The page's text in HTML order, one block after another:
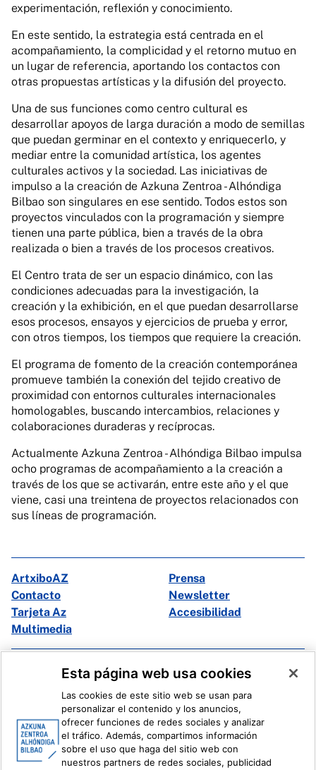
experimentación, reflexión y conocimiento.
En este sentido, la estrategia está centrada en el
acompañamiento, la complicidad y el retorno mutuo en
un lugar de referencia, aportando los contactos con
otras propuestas artísticas y la difusión del proyecto.
Una de sus funciones como centro cultural es
desarrollar apoyos de larga duración a modo de semillas
que puedan germinar en el contexto y enriquecerlo, y
mediar entre la comunidad artística, los agentes
culturales activos y la sociedad. Las iniciativas de
impulso a la creación de Azkuna Zentroa - Alhóndiga
Bilbao son singulares en ese sentido. Todos estos son
proyectos vinculados con la programación y siempre
tienen una parte pública, bien a través de la obra
realizada o bien a través de los procesos creativos.
El Centro trata de ser un espacio dinámico, con las
condiciones adecuadas para la investigación, la
creación y la exhibición, en el que puedan desarrollarse
esos procesos, ensayos y ejercicios de prueba y error,
con otros tiempos, los tiempos que requiere la creación.
El programa de fomento de la creación contemporánea
promueve también la conexión del tejido creativo de
proximidad con entornos culturales internacionales
homologables, buscando intercambios, relaciones y
colaboraciones duraderas y recíprocas.
Actualmente Azkuna Zentroa - Alhóndiga Bilbao impulsa
ocho programas de acompañamiento a la creación a
través de los que se activarán, entre este año y el que
viene, casi una treintena de proyectos relacionados con
sus líneas de programación.
ArtxiboAZ
Prensa
Contacto
Newsletter
Tarjeta Az
Accesibilidad
Multimedia
Facebook
X
Ivoox
Información legal Sistema Interno de Información
Esta página web usa cookies
Las cookies de este sitio web se usan para
personalizar el contenido y los anuncios,
ofrecer funciones de redes sociales y analizar
el tráfico. Además, compartimos información
sobre el uso que haga del sitio web con
nuestros partners de redes sociales, publicidad